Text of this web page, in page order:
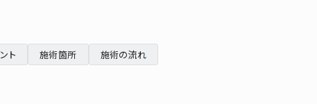
ト 施術箇所
施術の流れ